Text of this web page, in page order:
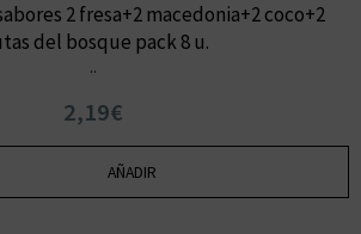
2 fresa+2 macedonia+2 coco+2
del bosque pack 8 u.
..
2,19€
AÑADIR